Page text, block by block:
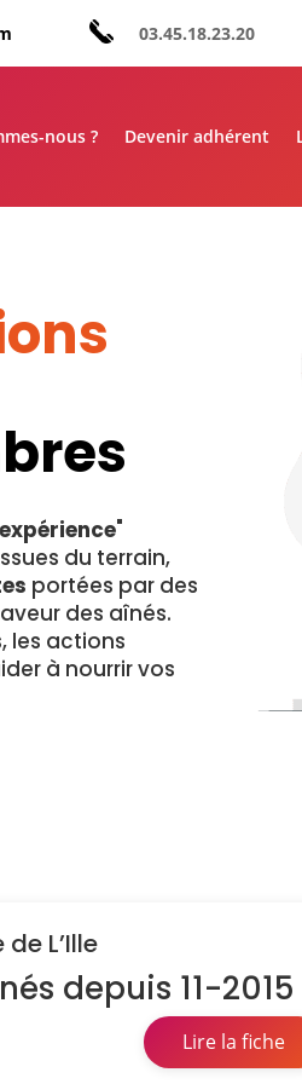
03.45.18.23.20
nous ? Devenir adhérent
"
du terrain,
portées par des
des aînés.
les actions
à nourrir vos
L’Ille
depuis 11-
Lire la fiche